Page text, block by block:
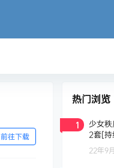
前往下载
热门浏览
1
少女
2套[
22年9